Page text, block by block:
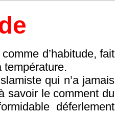
d’habitude, fait
température.
qui n’a jamais
savoir le comment du
déferlement